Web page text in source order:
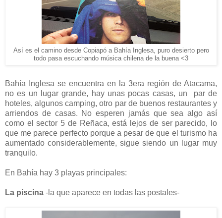
Así es el camino desde Copiapó a Bahía Inglesa, puro desierto pero
todo pasa escuchando música chilena de la buena <3
Bahía Inglesa se encuentra en la 3era región de Atacama,
no es un lugar grande, hay unas pocas casas, un par de
hoteles, algunos camping, otro par de buenos restaurantes y
arriendos de casas. No esperen jamás que sea algo así
como el sector 5 de Reñaca, está lejos de ser parecido, lo
que me parece perfecto porque a pesar de que el turismo ha
aumentado considerablemente, sigue siendo un lugar muy
tranquilo.
En Bahía hay 3 playas principales:
La piscina -la que aparece en todas las postales-